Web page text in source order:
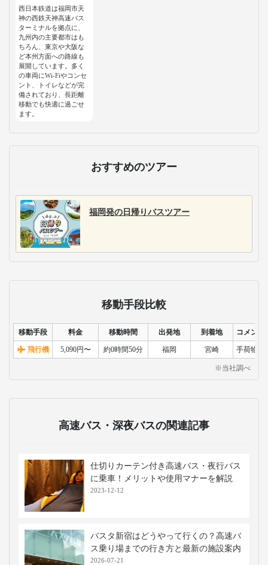
西日本鉄道は福岡市天
神の西鉄天神高速バス
ターミナルを拠点に、
九州内の主要都市はも
ちろん、東京や大阪な
ど本州方面への路線も
展開しています。多く
の車両にWi-Fiやコンセ
ント、トイレなどが完
備されており、長距離
移動でも快適に過ごせ
ます。
おすすめのツアー
福岡発の日帰りバスツアー
移動手段比較
移動手段 料金 移動時間 出発地 到着地 コメント
飛行機 5,090円〜 約0時間50分 福岡 宮崎 手荷物検
※当社調べ
高速バス・深夜バスの関連記事
仕切りカーテン付き高速バス・夜行バス
に乗車！メリットや使用マナーを解説
2023-12-12
バスタ新宿はどうやって行くの？高速バ
ス乗り場までの行き方と最新の施設案内
2026-07-21